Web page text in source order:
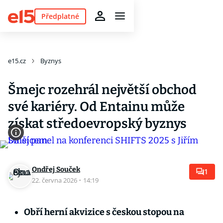
Předplatné
e15.cz Byznys
Šmejc rozehrál největší obchod
své kariéry. Od Entainu může
získat středoevropský byznys
Ondřej Souček
22. června 2026 · 14:19
1
Obří herní akvizice s českou stopou na